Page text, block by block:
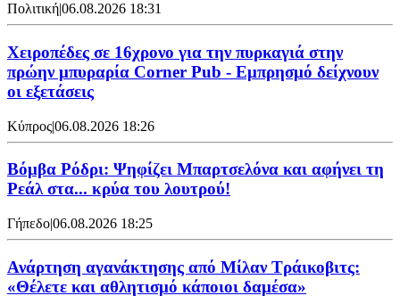
Πολιτική|06.08.2026 18:31
Χειροπέδες σε 16χρονο για την πυρκαγιά στην
πρώην μπυραρία Corner Pub - Εμπρησμό δείχνουν
οι εξετάσεις
Κύπρος|06.08.2026 18:26
Βόμβα Ρόδρι: Ψηφίζει Μπαρτσελόνα και αφήνει τη
Ρεάλ στα... κρύα του λουτρού!
Γήπεδο|06.08.2026 18:25
Ανάρτηση αγανάκτησης από Μίλαν Τράικοβιτς:
«Θέλετε και αθλητισμό κάποιοι δαμέσα»